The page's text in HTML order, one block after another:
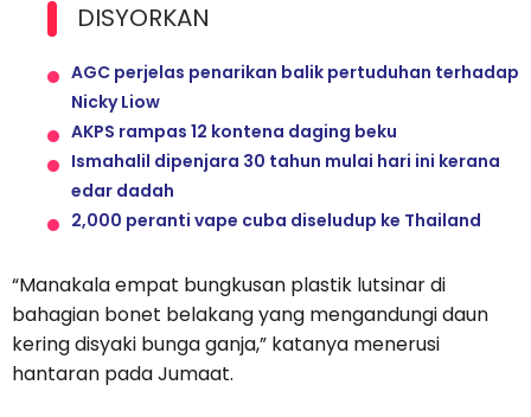
DISYORKAN
AGC perjelas penarikan balik pertuduhan terhadap
Nicky Liow
AKPS rampas 12 kontena daging beku
Ismahalil dipenjara 30 tahun mulai hari ini kerana
edar dadah
2,000 peranti vape cuba diseludup ke Thailand
“Manakala empat bungkusan plastik lutsinar di
bahagian bonet belakang yang mengandungi daun
kering disyaki bunga ganja,” katanya menerusi
hantaran pada Jumaat.